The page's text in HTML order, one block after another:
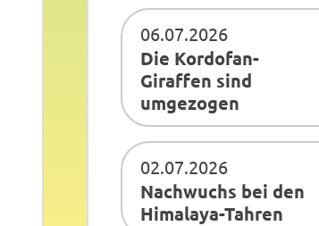
06.07.2026
Die Kordofan-
Giraffen sind
umgezogen
02.07.2026
Nachwuchs bei den
Himalaya-Tahren